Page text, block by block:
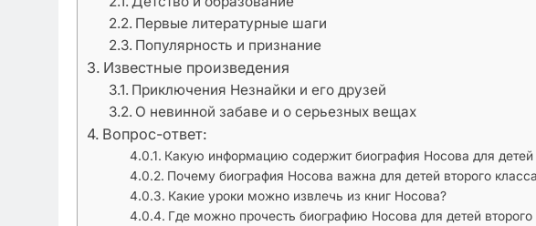
Первые литературные шаги
Популярность и признание
Известные произведения
Приключения Незнайки и его друзей
О невинной забаве и о серьезных вещах
Вопрос-ответ:
Какую информацию содержит биография Носова для детей
Почему биография Носова важна для детей второго
Какие уроки можно извлечь из книг Носова?
Где можно прочесть биографию Носова для детей второго